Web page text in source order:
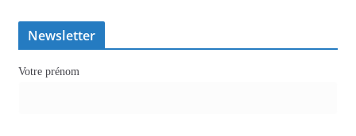
Newsletter
Votre prénom